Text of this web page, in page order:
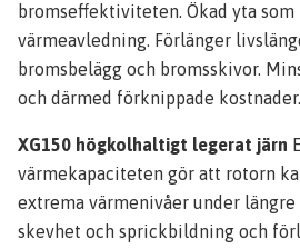
bromseffektiviteten. Ökad yta
värmeavledning. Förlänger
bromsbelägg och bromsskivor.
och därmed förknippade kostnader.
XG150 högkolhaltigt legerat järn
värmekapaciteten gör att rotorn
extrema värmenivåer under
skevhet och sprickbildning och